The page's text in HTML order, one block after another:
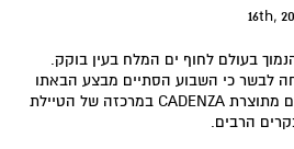
בעולם לחוף ים המלח בעין בוקק.
לבשר כי השבוע הסתיים מבצע הבאתו
והצבתו של פסנתר רחוב חכם מתוצרת CADENZA במרכזה של הטיילת
הרבים.